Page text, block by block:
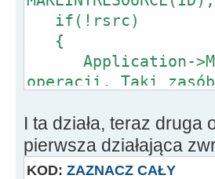
String Result
TEncoding *Encoding
std::auto_ptr
>UTF8,true));
sStream ->Write(
sStream ->Position=
Result=sStream->
if(!rsrc)
{
Application-
operacji. Taki
return 0;
}
//// dalszy kod....
I ta działa, teraz druga
pierwsza działająca
KOD: ZAZNACZ CAŁY